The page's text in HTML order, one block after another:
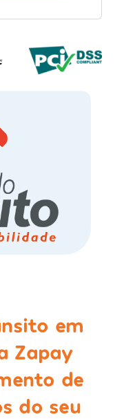
em
Zapay
de
do seu